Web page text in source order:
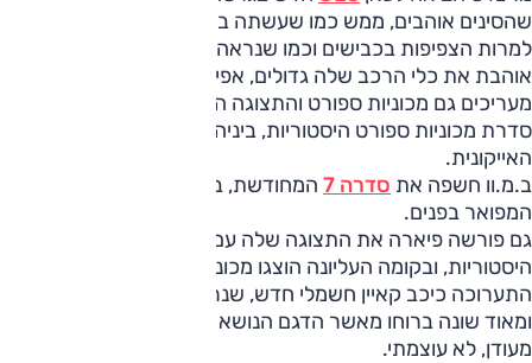
שהסינים אוהבים, ממש כמו שעשתה ב.מ.וו עם
למרות הצפיפות בכבישים וכמו שנראה בכבישי בייג'ינג, סין
אוהבת את כלי הרכב שלה גדולים, אפילו גדולים מאוד. בסין
מעריכים גם מכוניות ספורט והתצוגה הנאה של מרצדס כללה
האייקונית.
ב.מ.וו חשפה את סדרה 7
המחודשת, במלוא הדרה המוחצן בחוץ,
המפואר בפנים.
גם פורשה פיארה את התצוגה שלה עם מכוניות ספורט
היסטוריות, ובקומה העליונה הוצגו מכוניות מרוץ של ממש. בקומת
התערוכה כיכב קאיין חשמלי חדש, שנראה לטעמי נמוך מדי
ומאוד שונה ברוחו מאשר הדגם הנושא שם זה עם מנוע הבנזין –
מעודן, לא עוצמתי.